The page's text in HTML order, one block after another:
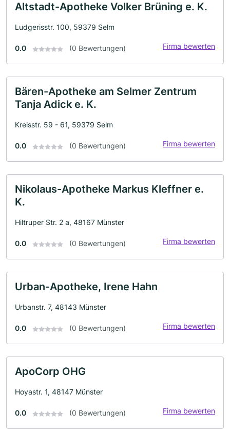
Altstadt-Apotheke Volker Brüning e. K.
Ludgerisstr. 100, 59379 Selm
0.0 (0 Bewertungen) Firma bewerten
Bären-Apotheke am Selmer Zentrum
Tanja Adick e. K.
Kreisstr. 59 - 61, 59379 Selm
0.0 (0 Bewertungen) Firma bewerten
Nikolaus-Apotheke Markus Kleffner e.
K.
Hiltruper Str. 2 a, 48167 Münster
0.0 (0 Bewertungen) Firma bewerten
Urban-Apotheke, Irene Hahn
Urbanstr. 7, 48143 Münster
0.0 (0 Bewertungen) Firma bewerten
ApoCorp OHG
Hoyastr. 1, 48147 Münster
0.0 (0 Bewertungen) Firma bewerten